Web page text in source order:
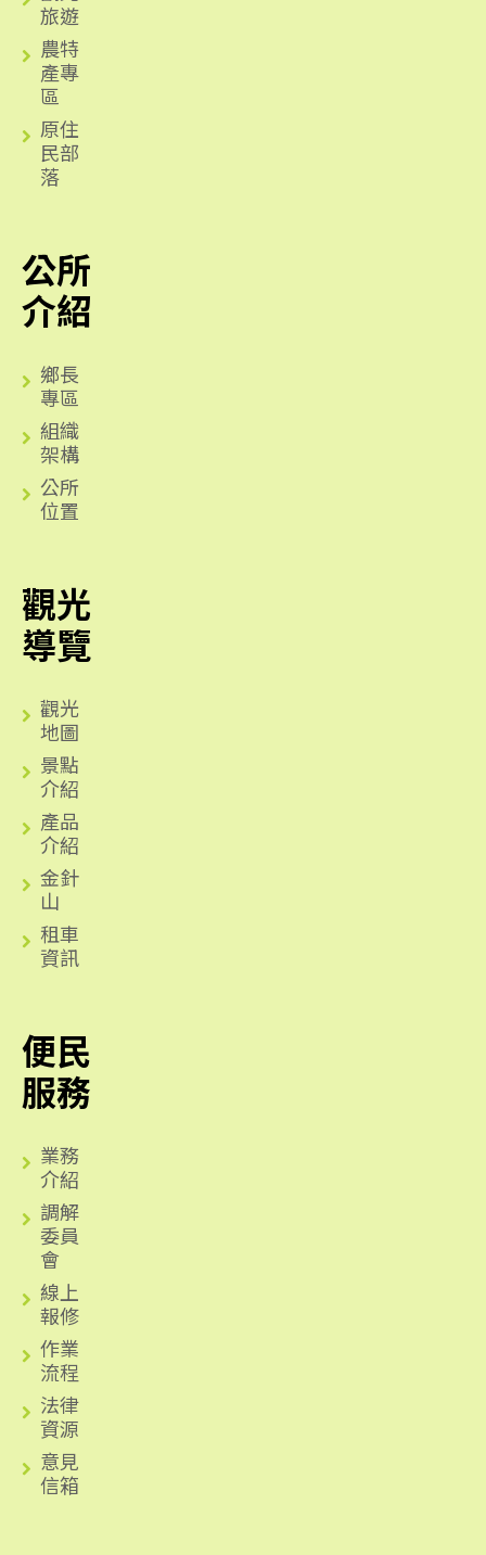
旅遊
農特
產專
區
原住
民部
落
公所
介紹
鄉長
專區
組織
架構
公所
位置
觀光
導覽
觀光
地圖
景點
介紹
產品
介紹
金針
山
租車
資訊
便民
服務
業務
介紹
調解
委員
會
線上
報修
作業
流程
法律
資源
意見
信箱